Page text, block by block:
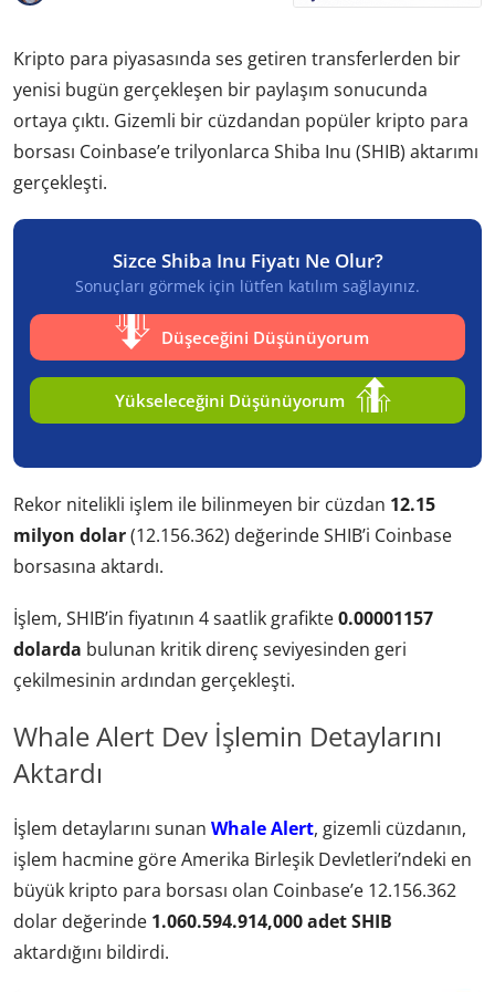
Kripto para piyasasında ses getiren transferlerden bir
yenisi bugün gerçekleşen bir paylaşım sonucunda
ortaya çıktı. Gizemli bir cüzdandan popüler kripto para
borsası Coinbase’e trilyonlarca Shiba Inu (SHIB) aktarımı
gerçekleşti.
Sizce Shiba Inu Fiyatı Ne Olur?
Sonuçları görmek için lütfen katılım sağlayınız.
Düşeceğini Düşünüyorum
Yükseleceğini Düşünüyorum
Rekor nitelikli işlem ile bilinmeyen bir cüzdan 12.15
milyon dolar(12.156.362) değerinde SHIB’i Coinbase
borsasına aktardı.
İşlem, SHIB’in fiyatının 4 saatlik grafikte0.00001157
dolarda bulunan kritik direnç seviyesinden geri
çekilmesinin ardından gerçekleşti.
Whale Alert Dev İşlemin Detaylarını
Aktardı
İşlem detaylarını sunan Whale Alert, gizemli cüzdanın,
işlem hacmine göre Amerika Birleşik Devletleri’ndeki en
büyük kripto para borsası olan Coinbase’e 12.156.362
dolar değerinde 1.060.594.914,000 adet SHIB
aktardığını bildirdi.